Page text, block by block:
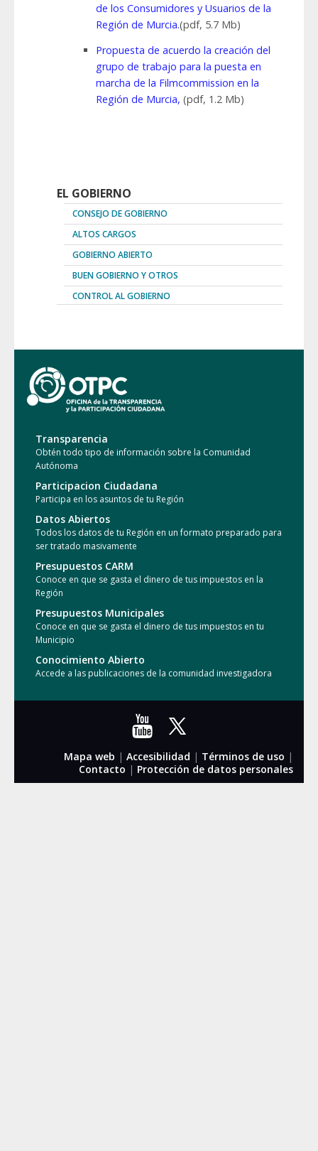
de los Consumidores y Usuarios de la
Región de Murcia.(pdf, 5.7 Mb)
Propuesta de acuerdo la creación del
grupo de trabajo para la puesta en
marcha de la Filmcommission en la
Región de Murcia, (pdf, 1.2 Mb)
EL GOBIERNO
CONSEJO DE GOBIERNO
ALTOS CARGOS
GOBIERNO ABIERTO
BUEN GOBIERNO Y OTROS
CONTROL AL GOBIERNO
Transparencia
Obtén todo tipo de información sobre la Comunidad
Autónoma
Participacion Ciudadana
Participa en los asuntos de tu Región
Datos Abiertos
Todos los datos de tu Región en un formato preparado para
ser tratado masivamente
Presupuestos CARM
Conoce en que se gasta el dinero de tus impuestos en la
Región
Presupuestos Municipales
Conoce en que se gasta el dinero de tus impuestos en tu
Municipio
Conocimiento Abierto
Accede a las publicaciones de la comunidad investigadora
Mapa web | Accesibilidad | Términos de uso |
Contacto | Protección de datos personales